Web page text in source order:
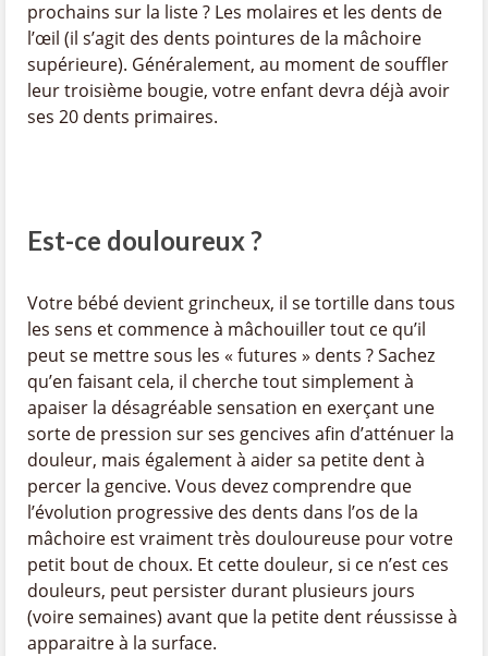
prochains sur la liste ? Les molaires et les dents de
l’œil (il s’agit des dents pointures de la mâchoire
supérieure). Généralement, au moment de souffler
leur troisième bougie, votre enfant devra déjà avoir
ses 20 dents primaires.
Est-ce douloureux ?
Votre bébé devient grincheux, il se tortille dans tous
les sens et commence à mâchouiller tout ce qu’il
peut se mettre sous les « futures » dents ? Sachez
qu’en faisant cela, il cherche tout simplement à
apaiser la désagréable sensation en exerçant une
sorte de pression sur ses gencives afin d’atténuer la
douleur, mais également à aider sa petite dent à
percer la gencive. Vous devez comprendre que
l’évolution progressive des dents dans l’os de la
mâchoire est vraiment très douloureuse pour votre
petit bout de choux. Et cette douleur, si ce n’est ces
douleurs, peut persister durant plusieurs jours
(voire semaines) avant que la petite dent réussisse à
apparaitre à la surface.